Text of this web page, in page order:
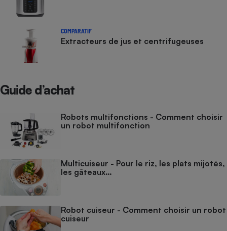
COMPARATIF
Extracteurs de jus et centrifugeuses
Guide d’achat
Robots multifonctions - Comment choisir
un robot multifonction
Multicuiseur - Pour le riz, les plats mijotés,
les gâteaux…
Robot cuiseur - Comment choisir un robot
cuiseur